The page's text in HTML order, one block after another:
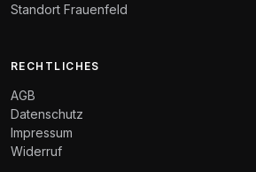
Standort Frauenfeld
RECHTLICHES
AGB
Datenschutz
Impressum
Widerruf